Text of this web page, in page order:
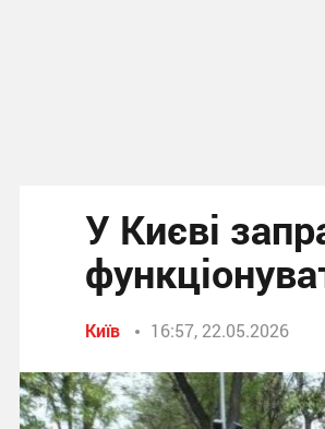
У Києві
Київ 16:57, 22.05.2026